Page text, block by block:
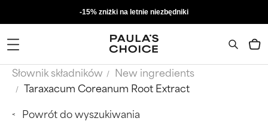
-15% zniżki na letnie niezbędniki
Słownik składników
New ingredients
Taraxacum Coreanum Root Extract
Powrót do wyszukiwania